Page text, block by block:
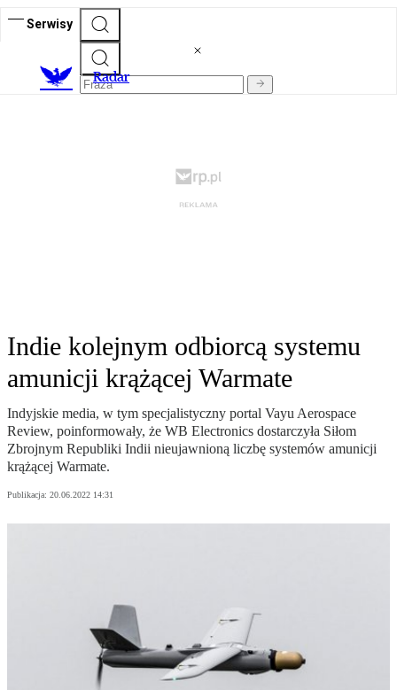
Serwisy
Radar
Indie kolejnym odbiorcą systemu
amunicji krążącej Warmate
Indyjskie media, w tym specjalistyczny portal Vayu Aerospace
Review, poinformowały, że WB Electronics dostarczyła Siłom
Zbrojnym Republiki Indii nieujawnioną liczbę systemów amunicji
krążącej Warmate.
Publikacja: 20.06.2022 14:31